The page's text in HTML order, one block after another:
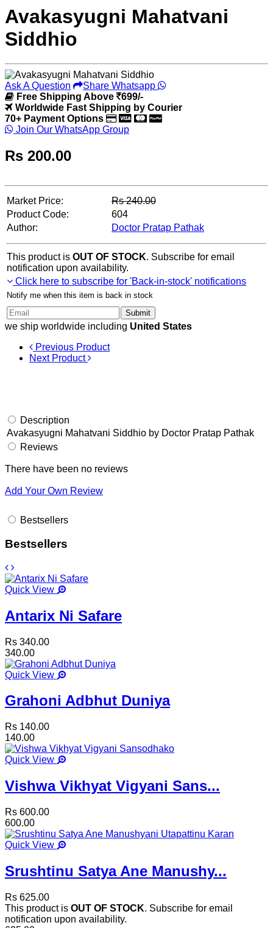
Avakasyugni Mahatvani
Siddhio
Ask A Question
Share Whatsapp
Free Shipping Above
699/-
Worldwide Fast Shipping by Courier
70+ Payment Options
Join Our WhatsApp Group
Rs 200.00
Market Price: Rs240.00
Product Code:
604
Author:
Doctor Pratap Pathak
This product is OUT OF STOCK. Subscribe for email
notification upon availability.
Click here to subscribe for 'Back-in-stock' notifications
Notify me when this item is back in stock
Submit
we ship worldwide including United States
Previous Product
Next Product
Description
Avakasyugni Mahatvani Siddhio by Doctor Pratap Pathak
Reviews
There have been no reviews
Add Your Own Review
Bestsellers
Bestsellers
Quick View
Antarix Ni Safare
Rs 340.00
340.00
Quick View
Grahoni Adbhut Duniya
Rs 140.00
140.00
Quick View
Vishwa Vikhyat Vigyani Sans...
Rs 600.00
600.00
Quick View
Srushtinu Satya Ane Manushy...
Rs 625.00
This product is OUT OF STOCK. Subscribe for email
notification upon availability.